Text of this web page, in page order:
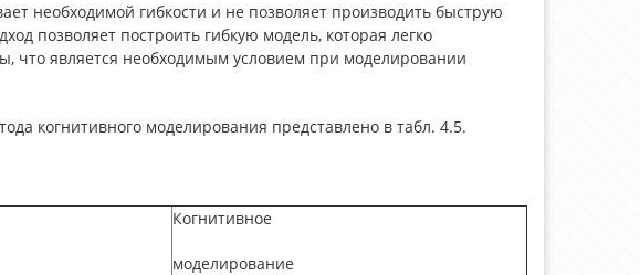
необходимой гибкости и не позволяет производить быструю
позволяет построить гибкую модель, которая легко
что является необходимым условием при моделировании
когнитивного моделирования представлено в табл. 4.5.
Когнитивное
моделирование